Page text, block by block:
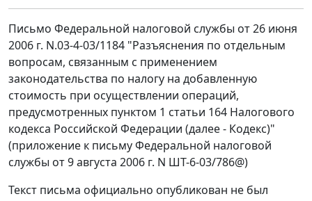
Письмо Федеральной налоговой службы от 26 июня
2006 г. N.03-4-03/1184 "Разъяснения по отдельным
вопросам, связанным с применением
законодательства по налогу на добавленную
стоимость при осуществлении операций,
предусмотренных пунктом 1 статьи 164 Налогового
кодекса Российской Федерации (далее - Кодекс)"
(приложение к письму Федеральной налоговой
службы от 9 августа 2006 г. N ШТ-6-03/786@)
Текст письма официально опубликован не был